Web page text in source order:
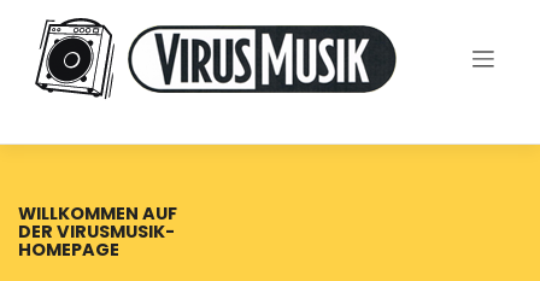
content
WILLKOMMEN AUF
DER VIRUSMUSIK-
HOMEPAGE